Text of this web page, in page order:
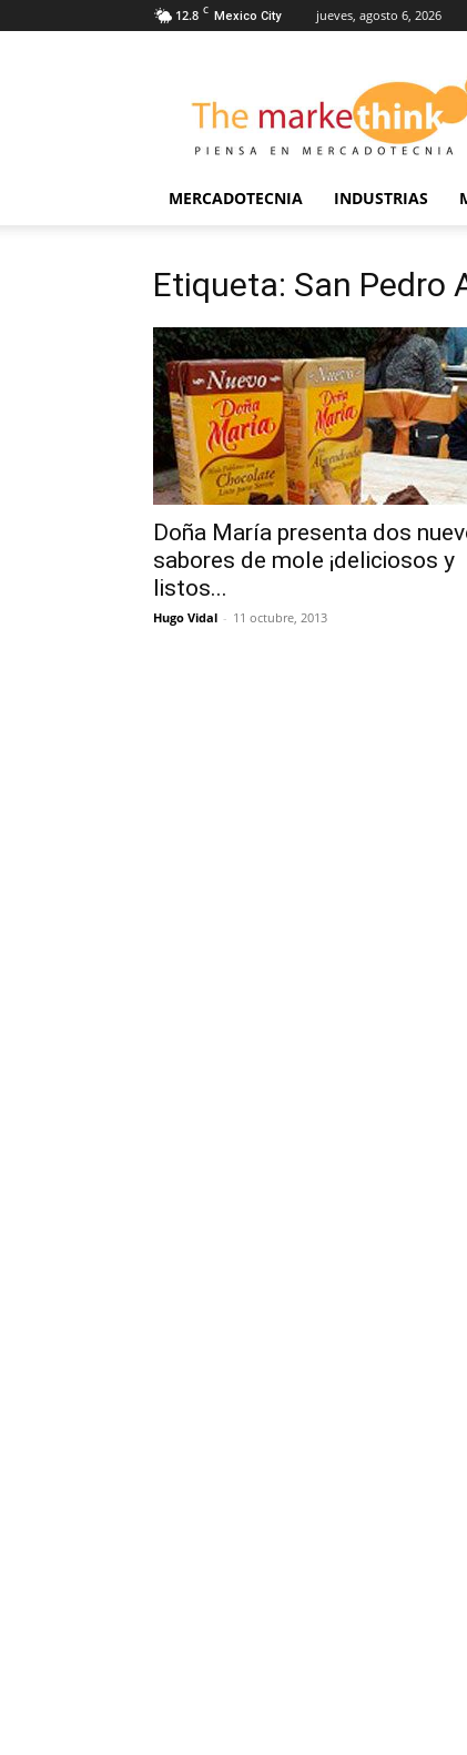
12.8 C Mexico City jueves, agosto 6, 2026
Markethink
MERCADOTECNIA INDUSTRIAS
Etiqueta: San Pedro
Doña María presenta dos
sabores de mole ¡deliciosos y
listos...
Hugo Vidal - 11 octubre, 2013